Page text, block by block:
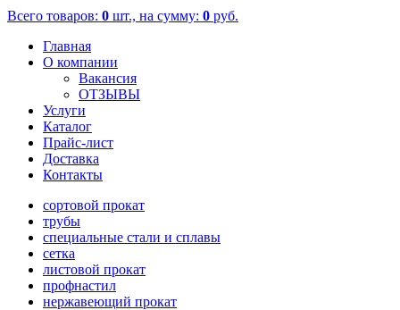
Всего товаров: 0 шт., на сумму: 0 руб.
Главная
О компании
Вакансия
ОТЗЫВЫ
Услуги
Каталог
Прайс-лист
Доставка
Контакты
сортовой прокат
трубы
специальные стали и сплавы
сетка
листовой прокат
профнастил
нержавеющий прокат